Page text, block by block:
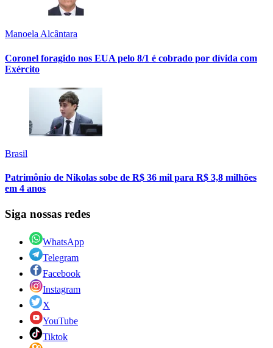
Manoela Alcântara
Coronel foragido nos EUA pelo 8/1 é cobrado por dívida com
Exército
Brasil
Patrimônio de Nikolas sobe de R$ 36 mil para R$ 3,8 milhões
em 4 anos
Siga nossas redes
WhatsApp
Telegram
Facebook
Instagram
X
YouTube
Tiktok